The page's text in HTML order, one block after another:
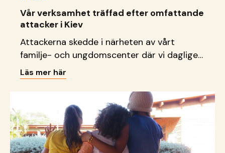
Vår verksamhet träffad efter omfattande
attacker i Kiev
Attackerna skedde i närheten av vårt
familje- och ungdomscenter där vi dagligen
tar emot barn, unga och familjer.
Läs mer här